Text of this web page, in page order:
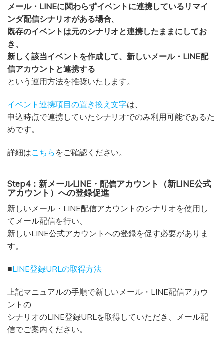
メール・LINEに関わらずイベントに連携しているリマイ
ンダ配信シナリオがある場合、
既存のイベントは元のシナリオと連携したままにしてお
き、
新しく該当イベントを作成して、新しいメール・LINE配
信アカウントと連携する
という運用方法を推奨いたします。
イベント連携項目の置き換え文字は、
申込時点で連携していたシナリオでのみ利用可能であるた
めです。
詳細はこちら をご確認ください。
Step4：新メールLINE・配信アカウント（新LINE公式
アカウント）への登録促進
新しいメール・LINE配信アカウントのシナリオを使用し
てメール配信を行い、
新しいLINE公式アカウントへの登録を促す必要がありま
す。
■LINE登録URLの取得方法
上記マニュアルの手順で新しいメール・LINE配信アカウ
ントの
シナリオのLINE登録URLを取得していただき、メール配
信でご案内ください。